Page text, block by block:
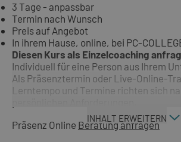
3 Tage - anpassbar
Termin nach Wunsch
Preis auf Angebot
In ihrem Hause, online, bei PC-
Diesen Kurs als Einzelcoaching
Individuell für eine Person aus Ihrem
Als Präsenztermin oder Live-Online-
Lerntempo und Termine richten sich
INHALT ERWEITERN
Präsenz Online Beratung anfragen